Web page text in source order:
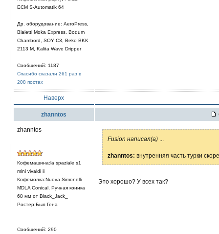
ECM S-Automatik 64
Др. оборудование: AeroPress,
Bialetti Moka Express, Bodum
Chambord, SOY C3, Beko BKK
2113 M, Kalita Wave Dripper
Сообщений: 1187
Спасибо сказали 261 раз в
208 постах
Наверх
zhanntos
zhanntos
Кофемашина:la spaziale s1
mini vivaldi ii
Кофемолка:Nuova Simonelli
MDLA Conical, Ручная коника
68 мм от Black_Jack_
Ростер:Был Гена
Сообщений: 290
Fusion написал(а)
zhanntos: внутренняя часть турки
Это хорошо? У всех так?